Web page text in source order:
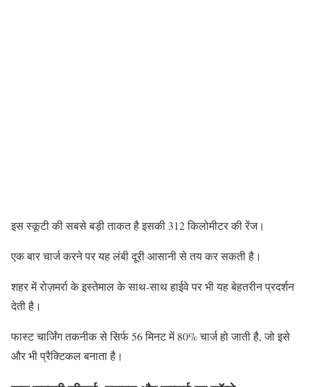
इस स्कूटी की सबसे बड़ी ताकत है इसकी 312 किलोमीटर की रेंज।
एक बार चार्ज करने पर यह लंबी दूरी आसानी से तय कर सकती है।
शहर में रोज़मर्रा के इस्तेमाल के साथ-साथ हाईवे पर भी यह बेहतरीन प्रदर्शन
देती है।
फास्ट चार्जिंग तकनीक से सिर्फ 56 मिनट में 80% चार्ज हो जाती है, जो इसे
और भी प्रैक्टिकल बनाता है।